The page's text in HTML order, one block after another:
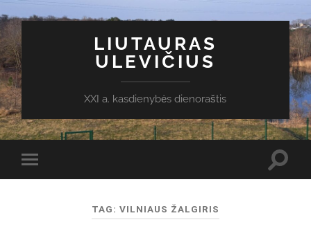
LIUTAURAS
ULEVIČIUS
XXI a. kasdienybės dienoraštis
Toggle
mobile
TAG: VILNIAUS ŽALGIRIS